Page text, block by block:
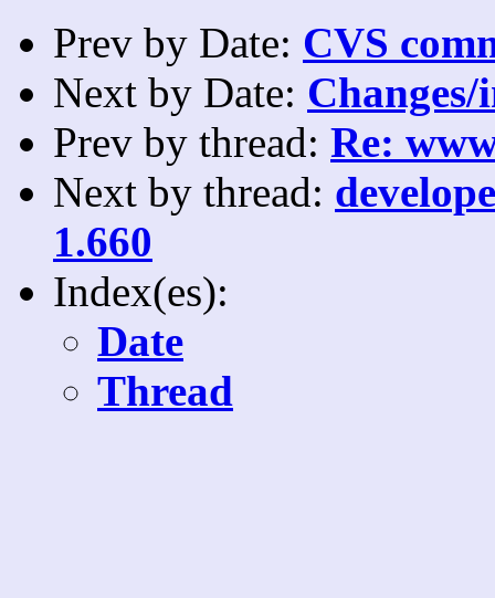
Prev by Date: CVS
Next by Date:
Prev by thread: Re:
Next by thread:
1.660
Index(es):
Date
Thread